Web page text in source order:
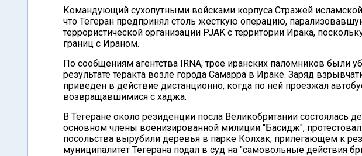
Командующий сухопутными войсками корпуса Стражей
что Тегеран предпринял столь жесткую операцию,
террористической организации PJAK с территории Ирака,
границ с Ираном.
По сообщениям агентства IRNA, трое иранских паломников были
результате теракта возле города Самарра в Ираке. Заряд
приведен в действие дистанционно, когда по ней проезжал
возвращавшимися с хаджа.
В Тегеране около резиденции посла Великобритании состоялась
основном члены военизированной милиции "Басидж",
посольства вырубили деревья в парке Колхак, прилегающем к
муниципалитет Тегерана подал в суд на "самовольные действия